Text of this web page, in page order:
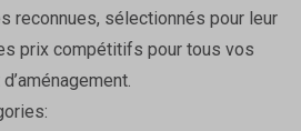
reconnues, sélectionnés pour leur
prix compétitifs pour tous vos